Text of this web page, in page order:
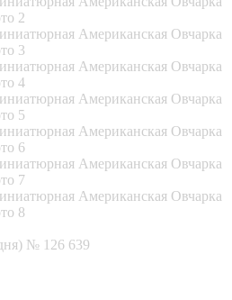
№ 126 639